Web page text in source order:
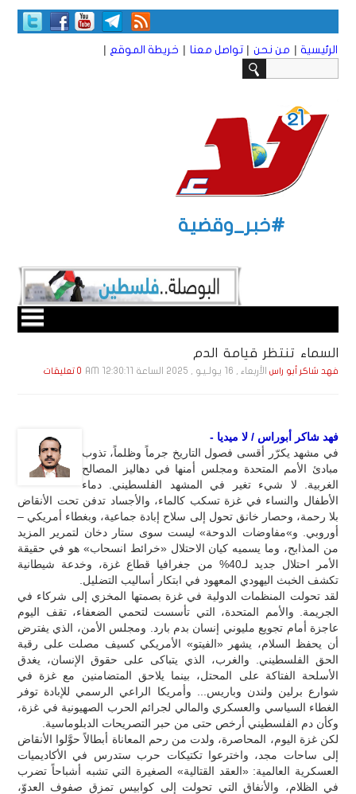
الرئيسية | من نحن | تواصل معنا | خريطة الموقع |
#خبر_وقضية
السماء تنتظر قيامة الدم
فهد شاكر أبو راس الأربعاء , 16 يـولـيـو , 2025 الساعة 12:30:11 AM 0 تعليقات
فهد شاكر أبوراس / لا ميديا -
في مشهد يكرّر أقسى فصول التاريخ جرماً وظلماً، تذوب
مبادئ الأمم المتحدة ومجلس أمنها في دهاليز المصالح
الغربية. لا شيء تغير في المشهد الفلسطيني. دماء
الأطفال والنساء في غزة تسكب كالماء، والأجساد تدفن تحت الأنقاض
بلا رحمة، وحصار خانق تحول إلى سلاح إبادة جماعية، وبغطاء أمريكي –
أوروبي. و»مفاوضات الدوحة» ليست سوى ستار دخان لتمرير المزيد
من المذابح، وما يسميه كيان الاحتلال «خرائط انسحاب» هو في حقيقة
الأمر احتلال جديد لـ40% من جغرافيا قطاع غزة، وخدعة شيطانية
تكشف الخبث اليهودي المعهود في ابتكار أساليب التضليل.
لقد تحولت المنظمات الدولية في غزة بصمتها المخزي إلى شركاء في
الجريمة. والأمم المتحدة، التي تأسست لتحمي الضعفاء، تقف اليوم
عاجزة أمام تجويع مليوني إنسان بدم بارد. ومجلس الأمن، الذي يفترض
أن يحفظ السلام، يشهر «الفيتو» الأمريكي كسيف مصلت على رقبة
الحق الفلسطيني. والغرب، الذي يتباكى على حقوق الإنسان، يغدق
الأسلحة الفتاكة على المحتل، بينما يلاحق المتضامنين مع غزة في
شوارع برلين ولندن وباريس... وأمريكا الراعي الرسمي للإبادة توفر
الغطاء السياسي والعسكري والمالي لجرائم الحرب الصهيونية في غزة،
وكأن دم الفلسطيني أرخص حتى من حبر التصريحات الدبلوماسية.
لكن غزة اليوم، المحاصرة، ولدت من رحم المعاناة أبطالاً حوَّلوا الأنقاض
إلى ساحات مجد، واخترعوا تكتيكات حرب ستدرس في الأكاديميات
العسكرية العالمية: «العقد القتالية» الصغيرة التي تشبه أشباحاً تضرب
في الظلام، والأنفاق التي تحولت إلى كوابيس تمزق صفوف العدوّ،